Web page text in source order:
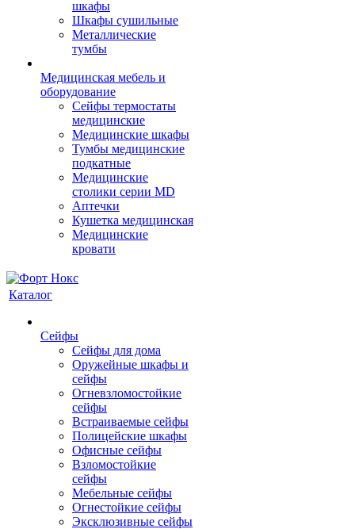
шкафы
Шкафы сушильные
Металлические
тумбы
Медицинская мебель и
оборудование
Сейфы термостаты
медицинские
Медицинские шкафы
Тумбы медицинские
подкатные
Медицинские
столики серии MD
Аптечки
Кушетка медицинская
Медицинские
кровати
Каталог
Сейфы
Сейфы для дома
Оружейные шкафы и
сейфы
Огневзломостойкие
сейфы
Встраиваемые сейфы
Полицейские шкафы
Офисные сейфы
Взломостойкие
сейфы
Мебельные сейфы
Огнестойкие сейфы
Эксклюзивные сейфы